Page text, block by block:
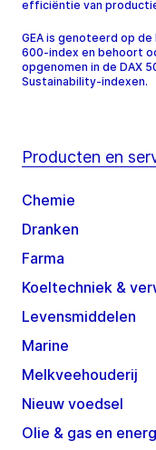
efficiëntie van
GEA is genoteerd op de
600-index en behoort
opgenomen in de DAX
Sustainability-indexen.
Producten en
Chemie
Dranken
Farma
Koeltechniek &
Levensmiddelen
Marine
Melkveehouderij
Nieuw voedsel
Olie & gas en